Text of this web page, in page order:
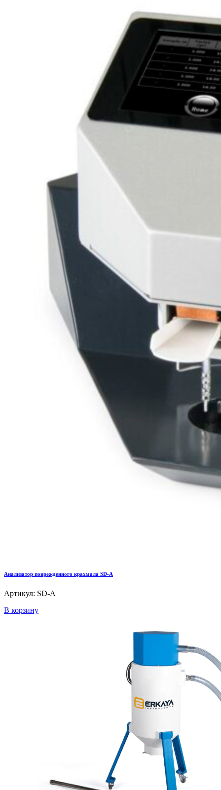
Анализатор поврежденного крахмала SD-A
Артикул: SD-A
В корзину